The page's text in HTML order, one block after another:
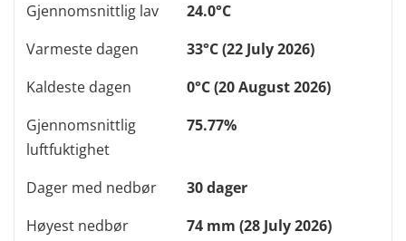
Gjennomsnittlig lav
24.0°C
Varmeste dagen
33°C (22 July 2026)
Kaldeste dagen
0°C (20 August 2026)
Gjennomsnittlig
luftfuktighet
75.77%
Dager med nedbør
30 dager
Høyest nedbør
74 mm (28 July 2026)